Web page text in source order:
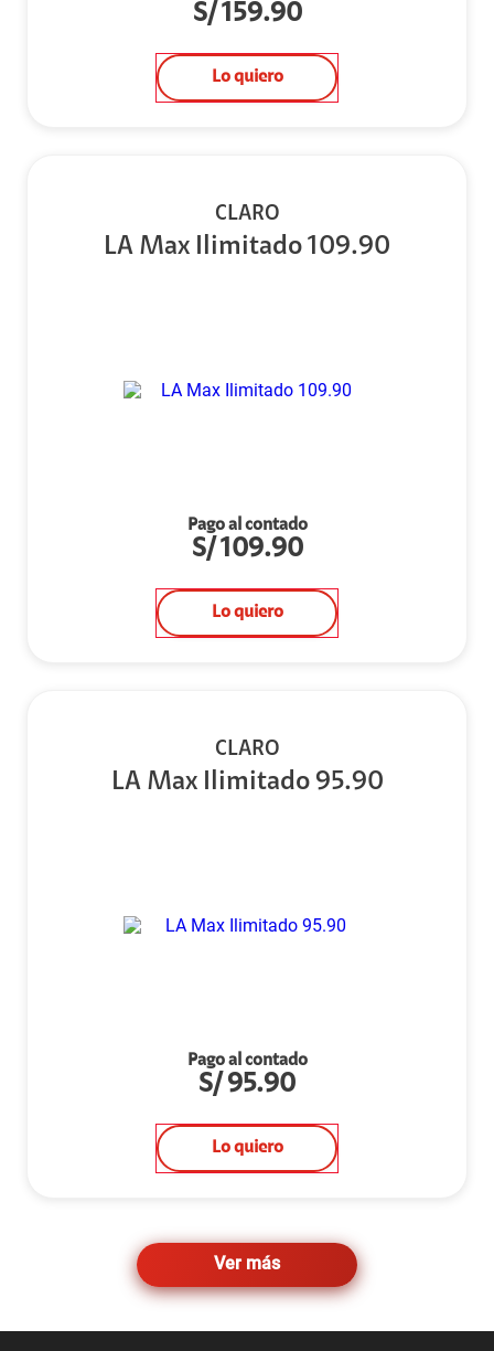
S/159.90
Lo quiero
CLARO
LA Max Ilimitado 109.90
Pago al contado
S/109.90
Lo quiero
CLARO
LA Max Ilimitado 95.90
Pago al contado
S/ 95.90
Lo quiero
Ver más